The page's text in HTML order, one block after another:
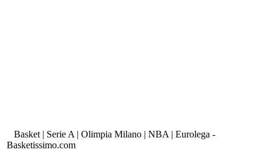
Basket | Serie A | Olimpia Milano | NBA | Eurolega -
Basketissimo.com